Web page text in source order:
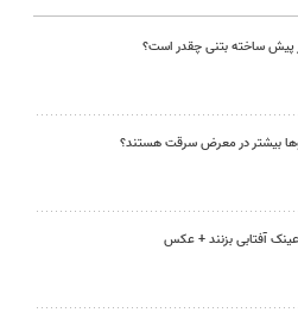
پیش ساخته بتنی چقدر است؟
بیشتر در معرض سرقت هستند؟
آفتابی بزنند + عکس